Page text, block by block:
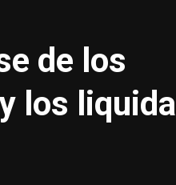
de los
los liquida